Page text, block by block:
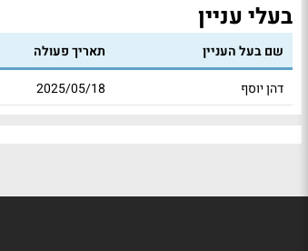
בעלי עניין
שם בעל העניין תאריך פעולה
דהן יוסף
2025/05/18